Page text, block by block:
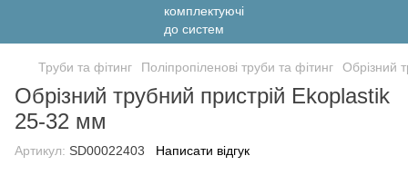
Труби та фітинг Поліпропіленові труби та фітинг Обрізний
Обрізний трубний пристрій Ekoplastik
25-32 мм
Артикул: SD00022403 Написати відгук